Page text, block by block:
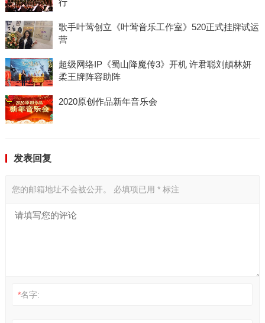
歌手叶莺创立《叶莺音乐工作室》520正式挂牌试运
营
超级网络IP《蜀山降魔传3》开机 许君聪刘頔林妍
柔王牌阵容助阵
2020原创作品新年音乐会
发表回复
您的邮箱地址不会被公开。 必填项已用 *标注
*名字: